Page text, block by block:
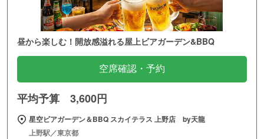
昼から楽しむ！開放感溢れる屋上ビアガーデン&BBQ
空席確認・予約
平均予算 3,600円
星空ビアガーデン＆BBQ スカイテラス 上野店 by天龍
上野駅／東京都